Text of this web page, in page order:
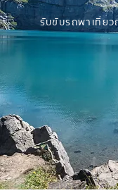
รับขับรถพาเที่ย